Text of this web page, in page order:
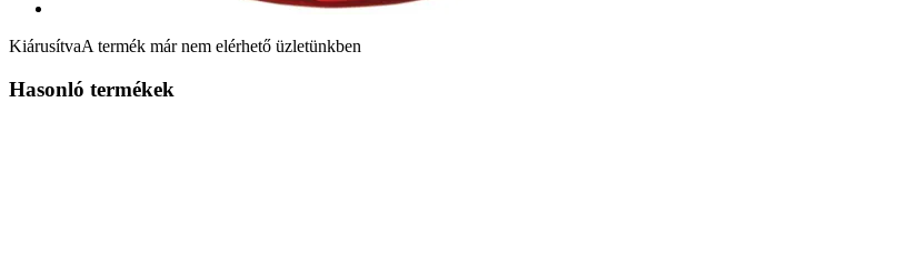
KiárusítvaA termék már nem elérhető üzletünkben
Hasonló termékek